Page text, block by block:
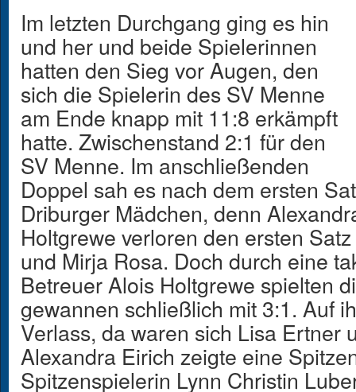
Im letzten Durchgang ging es hin
und her und beide Spielerinnen
hatten den Sieg vor Augen, den
sich die Spielerin des SV Menne
am Ende knapp mit 11:8 erkämpft
hatte. Zwischenstand 2:1 für den
SV Menne. Im anschließenden
Doppel sah es nach dem ersten
Driburger Mädchen, denn
Holtgrewe verloren den ersten
und Mirja Rosa. Doch durch eine
Betreuer Alois Holtgrewe spielten
gewannen schließlich mit 3:1. Auf
Verlass, da waren sich Lisa Ertner
Alexandra Eirich zeigte eine
Spitzenspielerin Lynn Christin